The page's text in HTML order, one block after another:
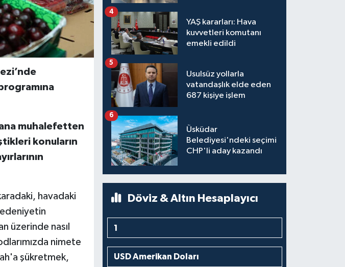
muhalefetten
konuların
havadaki
üzerinde nasıl
nimete
şükretmek,
YAŞ kararları: Hava
kuvvetleri komutanı
emekli edildi
4
Usulsüz yollarla
vatandaşlık elde eden
687 kişiye işlem
5
Üsküdar
Belediyesi'ndeki seçimi
CHP'li aday kazandı
6
Döviz & Altın Hesaplayıcı